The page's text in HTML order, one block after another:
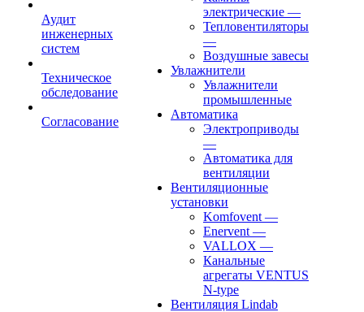
Аудит
инженерных
систем
Техническое
обследование
Согласование
электрические —
Тепловентиляторы
—
Воздушные завесы
Увлажнители
Увлажнители
промышленные
Автоматика
Электроприводы
—
Автоматика для
вентиляции
Вентиляционные
установки
Komfovent —
Enervent —
VALLOX —
Канальные
агрегаты VENTUS
N-type
Вентиляция Lindab